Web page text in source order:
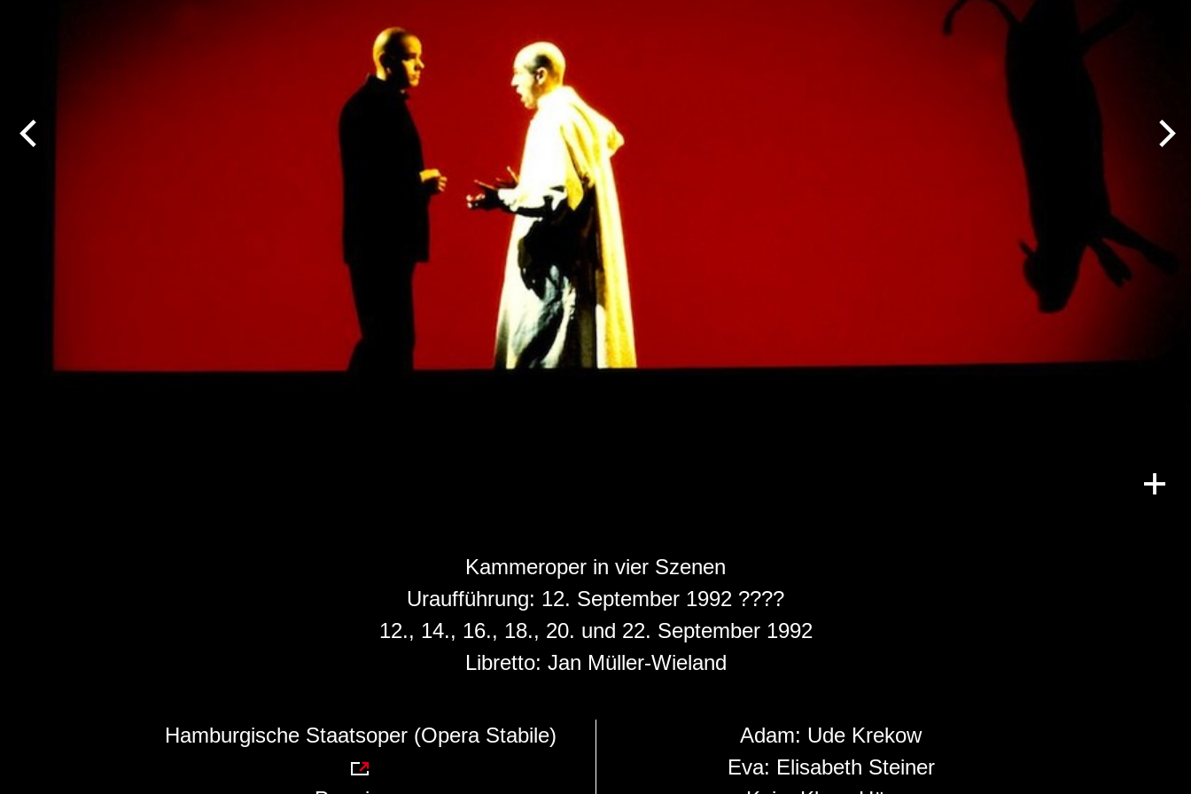
Kammeroper in vier Szenen
Uraufführung: 12. September 1992 ????
12., 14., 16., 18., 20. und 22. September 1992
Libretto: Jan Müller-Wieland
Hamburgische Staatsoper (Opera Stabile) Adam: Ude Krekow
Eva: Elisabeth Steiner